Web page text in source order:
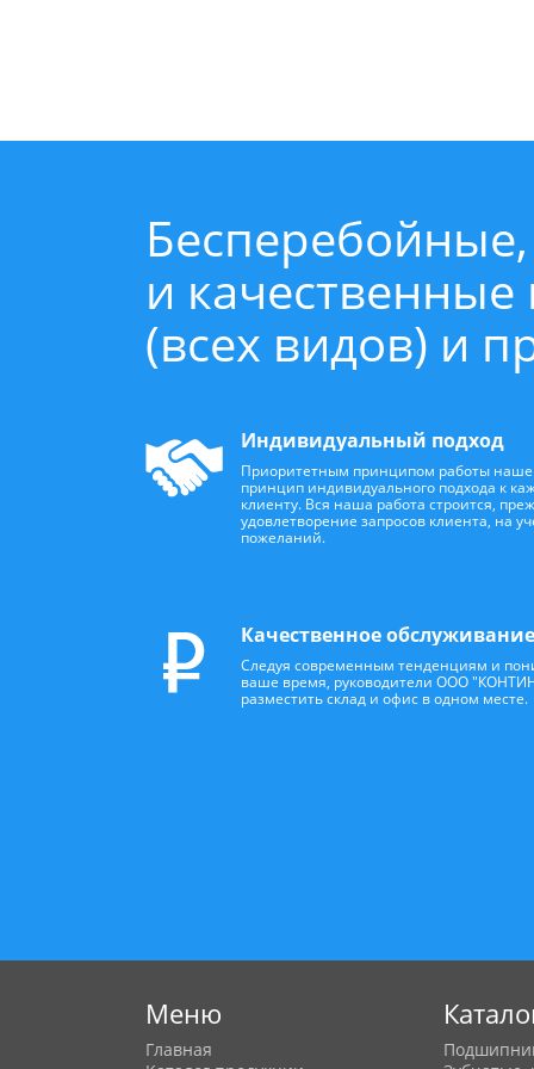
и
(всех видов) и
Индивидуальный подход
Приоритетным принципом работы
принцип индивидуального подхода к
клиенту. Вся наша работа строится,
удовлетворение запросов клиента, на
пожеланий.
Качественное обслуживание
Следуя современным тенденциям и
ваше время, руководители ООО
разместить склад и офис в одном месте.
Меню
Главная